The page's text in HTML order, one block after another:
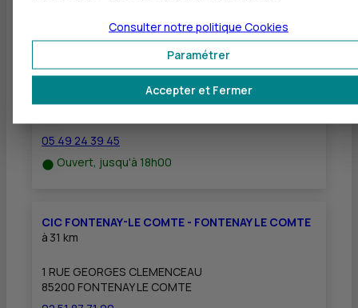
à5,8 km
58 BOULEVARD AMPERE
05 49 24 39 45
Ouvert, jusqu'à 18h00
CIC FONTENAY-LE COMTE - FONTENAY LE COMTE
à 31 km
1 RUE GEORGES CLEMENCEAU
85200 FONTENAY LE COMTE
Accepter et Fermer
Paramétrer
Consulter notre politique Cookies